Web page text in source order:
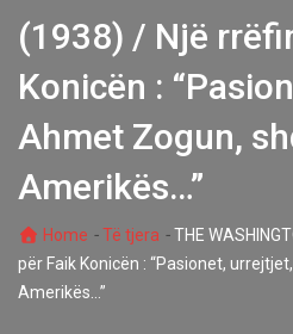
(1938) / Një
Konicën :
Ahmet Zogun,
Amerikës…”
Home -Të tjera -THE
për Faik Konicën : “Pasionet,
Amerikës…”